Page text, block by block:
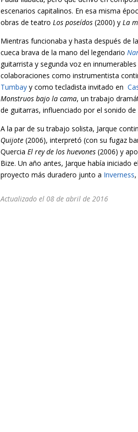
escenarios capitalinos. En esa misma
obras de teatro Los poseídos (2000) y La
Mientras funcionaba y hasta después de
cueca brava de la mano del legendario
guitarrista y segunda voz en
colaboraciones como instrumentista
Tumbay y como tecladista invitado en
Monstruos bajo la cama, un trabajo
de guitarras, influenciado por el sonido de
A la par de su trabajo solista, Jarque
Quijote (2006), interpretó (con su fugaz
Quercia El rey de los huevones (2006) y
Bize. Un año antes, Jarque había
proyecto más duradero junto a Inverness
Actualizado el 08 de abril de 2016